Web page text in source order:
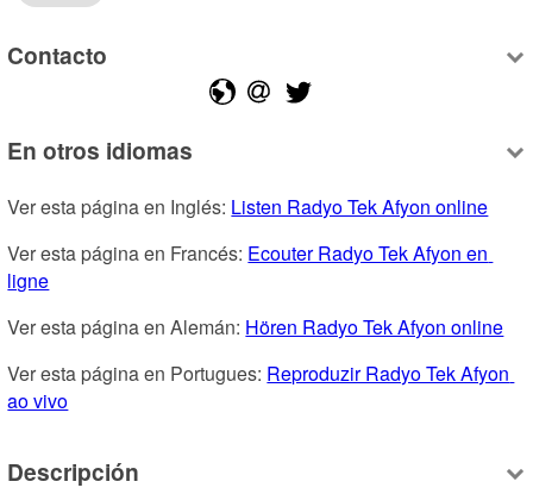
Contacto
En otros idiomas
Ver esta página en Inglés: Listen Radyo Tek Afyon online
Ver esta página en Francés: Ecouter Radyo Tek Afyon en
ligne
Ver esta página en Alemán: Hören Radyo Tek Afyon online
Ver esta página en Portugues: Reproduzir Radyo Tek Afyon
ao vivo
Descripción